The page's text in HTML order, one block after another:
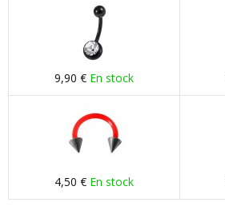
9,90 € En stock
4,50 € En stock